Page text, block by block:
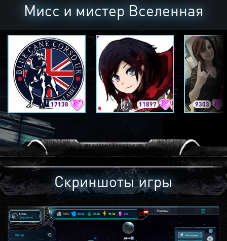
Мисс и мистер Вселенная
17138 11897 9303
Скриншоты игры